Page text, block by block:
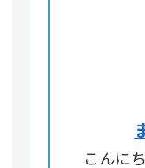
こんに